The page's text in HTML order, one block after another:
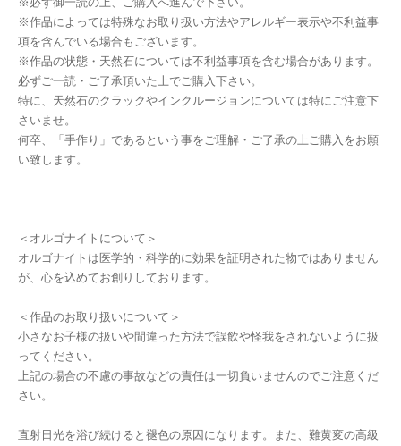
※作品によっては特殊なお取り扱い方法やアレルギー表示や不利益事
項を含んでいる場合もございます。
※作品の状態・天然石については不利益事項を含む場合があります。
必ずご一読・ご了承頂いた上でご購入下さい。
特に、天然石のクラックやインクルージョンについては特にご注意下
さいませ。
何卒、「手作り」であるという事をご理解・ご了承の上ご購入をお願
い致します。
＜オルゴナイトについて＞
オルゴナイトは医学的・科学的に効果を証明された物ではありません
が、心を込めてお創りしております。
＜作品のお取り扱いについて＞
小さなお子様の扱いや間違った方法で誤飲や怪我をされないように扱
ってください。
上記の場合の不慮の事故などの責任は一切負いませんのでご注意くだ
さい。
直射日光を浴び続けると褪色の原因になります。また、難黄変の高級